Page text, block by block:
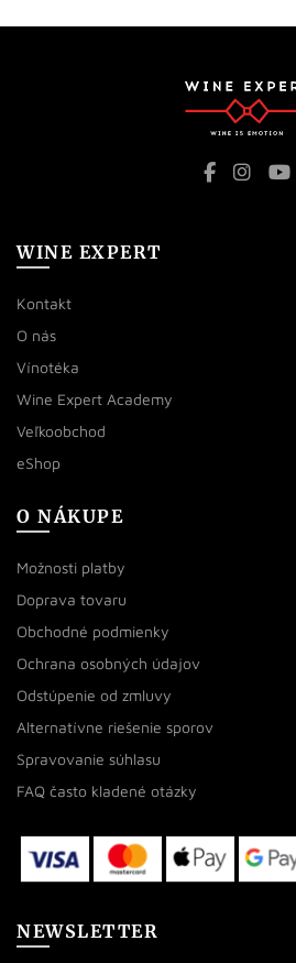
WINE EXPERT
Kontakt
O nás
Vínotéka
Wine Expert Academy
Veľkoobchod
eShop
O NÁKUPE
Možnosti platby
Doprava tovaru
Obchodné podmienky
Ochrana osobných údajov
Odstúpenie od zmluvy
Alternatívne riešenie sporov
Spravovanie súhlasu
FAQ často kladené otázky
NEWSLETTER